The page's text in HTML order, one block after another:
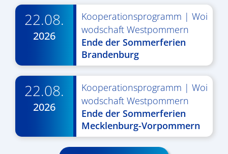
22.08.
2026
Kooperationsprogramm | Woi
wodschaft Westpommern
Ende der Sommerferien
Brandenburg
22.08.
2026
Kooperationsprogramm | Woi
wodschaft Westpommern
Ende der Sommerferien
Mecklenburg-Vorpommern